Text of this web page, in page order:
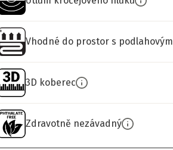
Vhodné do prostor s
3D koberec
Zdravotně nezávadný